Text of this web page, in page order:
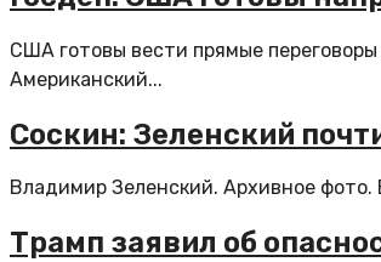
США готовы вести прямые
Американский...
Соскин: Зеленский
Владимир Зеленский. Архивное фото.
Трамп заявил об